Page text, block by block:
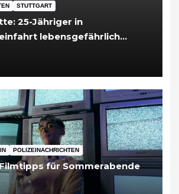
STUTTGART
25-Jähriger in
lebensgefährlich
POLIZEINACHRICHTEN
für Sommerabende